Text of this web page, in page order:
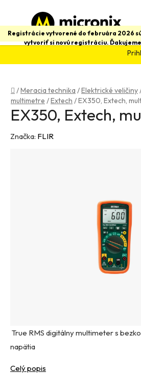
obsah
Registrácie vytvorené do februára 2026
vytvoriť si novú registráciu.
Domov
/Meracia technika /Elektrické veličiny
multimetre /Extech /EX350, Extech,
True RMS digitálny multimeter s
napätia
Celý popis
EX350, Extech,
Značka: FLIR